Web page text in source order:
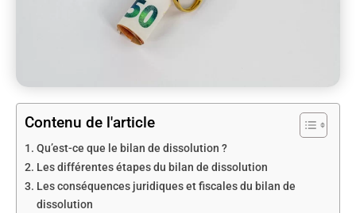
Contenu de l'article
Qu’est-ce que le bilan de dissolution ?
Les différentes étapes du bilan de dissolution
Les conséquences juridiques et fiscales du bilan de
dissolution